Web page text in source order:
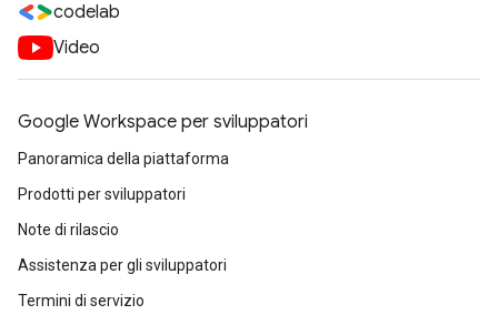
codelab
Video
Google Workspace per sviluppatori
Panoramica della piattaforma
Prodotti per sviluppatori
Note di rilascio
Assistenza per gli sviluppatori
Termini di servizio